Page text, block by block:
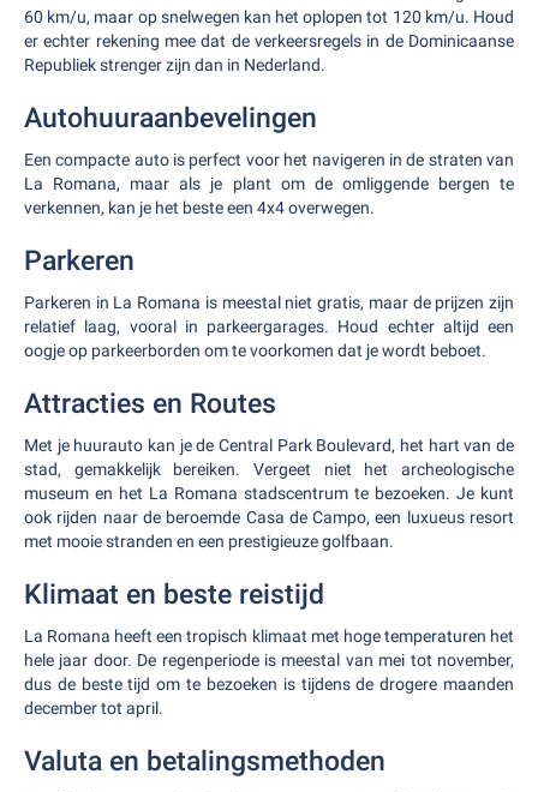
60 km/u, maar op snelwegen kan het oplopen tot 120 km/u. Houd
er echter rekening mee dat de verkeersregels in de Dominicaanse
Republiek strenger zijn dan in Nederland.
Autohuuraanbevelingen
Een compacte auto is perfect voor het navigeren in de straten van
La Romana, maar als je plant om de omliggende bergen te
verkennen, kan je het beste een 4x4 overwegen.
Parkeren
Parkeren in La Romana is meestal niet gratis, maar de prijzen zijn
relatief laag, vooral in parkeergarages. Houd echter altijd een
oogje op parkeerborden om te voorkomen dat je wordt beboet.
Attracties en Routes
Met je huurauto kan je de Central Park Boulevard, het hart van de
stad, gemakkelijk bereiken. Vergeet niet het archeologische
museum en het La Romana stadscentrum te bezoeken. Je kunt
ook rijden naar de beroemde Casa de Campo, een luxueus resort
met mooie stranden en een prestigieuze golfbaan.
Klimaat en beste reistijd
La Romana heeft een tropisch klimaat met hoge temperaturen het
hele jaar door. De regenperiode is meestal van mei tot november,
dus de beste tijd om te bezoeken is tijdens de drogere maanden
december tot april.
Valuta en betalingsmethoden